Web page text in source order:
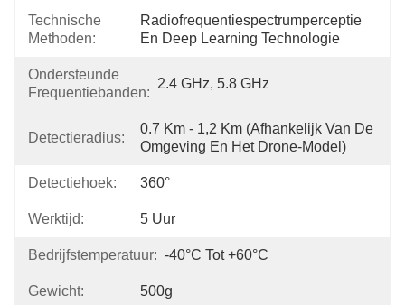
Technische
Methoden:
Radiofrequentiespectrumperceptie
En Deep Learning Technologie
Ondersteunde
Frequentiebanden:
2.4 GHz, 5.8 GHz
Detectieradius:
0.7 Km - 1,2 Km (afhankelijk Van De
Omgeving En Het Drone-Model)
Detectiehoek: 360°
Werktijd: 5 Uur
Bedrijfstemperatuur: -40°C Tot +60°C
Gewicht: 500g